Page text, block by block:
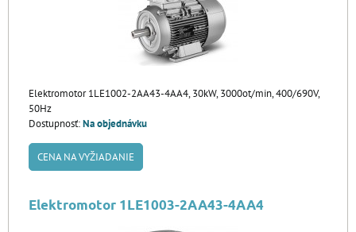
Elektromotor 1LE1002-2AA43-4AA4, 30kW, 3000ot/min, 400/690V,
50Hz
Dostupnosť:Na objednávku
CENA NA VYŽIADANIE
Elektromotor 1LE1003-2AA43-4AA4